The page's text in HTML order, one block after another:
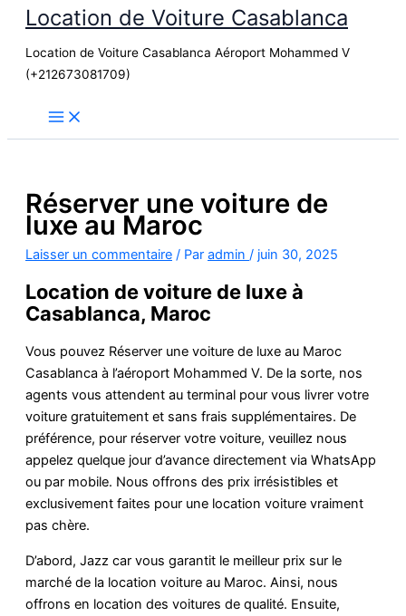
contenu
Location de Voiture Casablanca
Location de Voiture Casablanca Aéroport Mohammed V
(+212673081709)
Réserver une voiture de
luxe au Maroc
Laisser un commentaire / Par admin / juin 30, 2025
Location de voiture de luxe à
Casablanca, Maroc
Vous pouvez Réserver une voiture de luxe au Maroc
Casablanca à l’aéroport Mohammed V. De la sorte, nos
agents vous attendent au terminal pour vous livrer votre
voiture gratuitement et sans frais supplémentaires. De
préférence, pour réserver votre voiture, veuillez nous
appelez quelque jour d’avance directement via WhatsApp
ou par mobile. Nous offrons des prix irrésistibles et
exclusivement faites pour une location voiture vraiment
pas chère.
D’abord, Jazz car vous garantit le meilleur prix sur le
marché de la location voiture au Maroc. Ainsi, nous
offrons en location des voitures de qualité. Ensuite,